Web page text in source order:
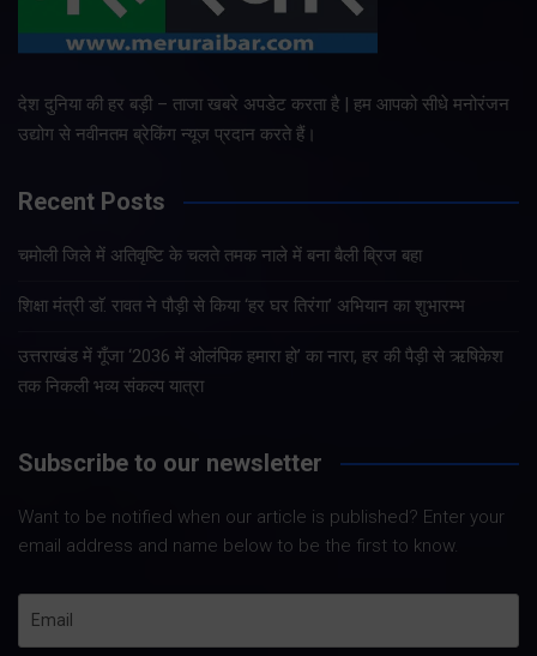
देश दुनिया की हर बड़ी – ताजा खबरे अपडेट करता है | हम आपको सीधे मनोरंजन
उद्योग से नवीनतम ब्रेकिंग न्यूज प्रदान करते हैं।
Recent Posts
चमोली जिले में अतिवृष्टि के चलते तमक नाले में बना बैली ब्रिज बहा
शिक्षा मंत्री डाॅ. रावत ने पौड़ी से किया ‘हर घर तिरंगा’ अभियान का शुभारम्भ
उत्तराखंड में गूँजा ‘2036 में ओलंपिक हमारा हो’ का नारा, हर की पैड़ी से ऋषिकेश
तक निकली भव्य संकल्प यात्रा
Subscribe to our newsletter
Want to be notified when our article is published? Enter your
email address and name below to be the first to know.